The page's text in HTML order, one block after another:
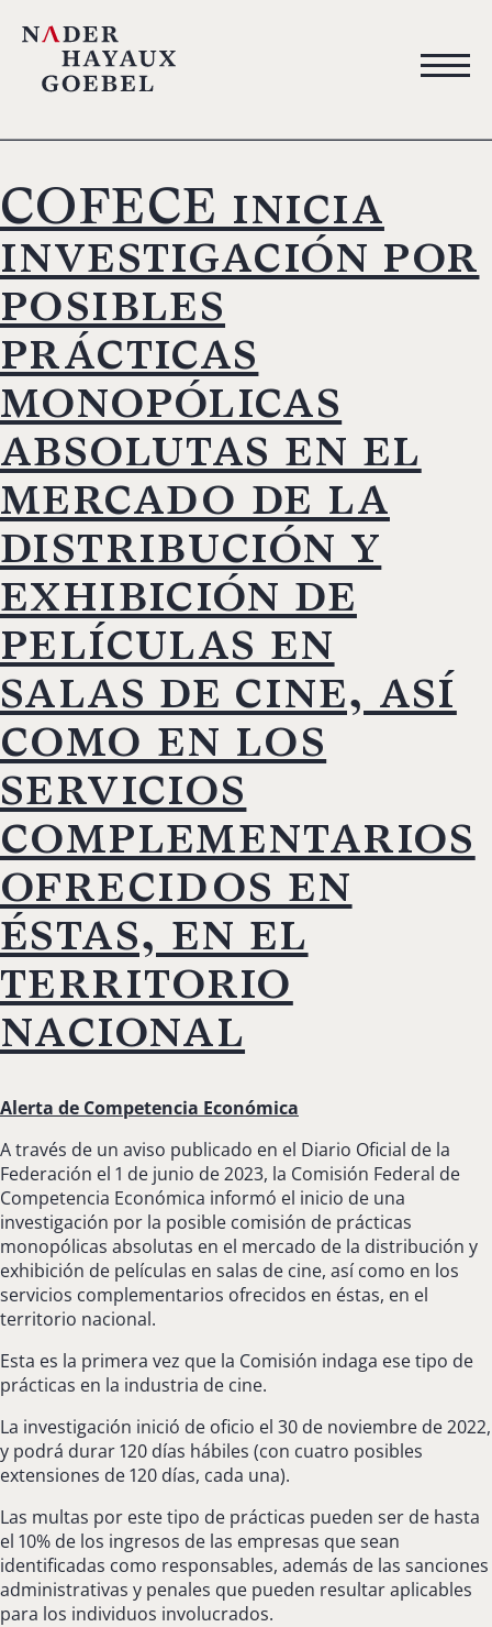
COFECE inicia
investigación por
posibles
prácticas
monopólicas
absolutas en el
mercado de la
distribución y
exhibición de
películas en
salas de cine, así
como en los
servicios
complementarios
ofrecidos en
éstas, en el
territorio
nacional
Alerta de Competencia Económica
A través de un aviso publicado en el Diario Oficial de la
Federación el 1 de junio de 2023, la Comisión Federal de
Competencia Económica informó el inicio de una
investigación por la posible comisión de prácticas
monopólicas absolutas en el mercado de la distribución y
exhibición de películas en salas de cine, así como en los
servicios complementarios ofrecidos en éstas, en el
territorio nacional.
Esta es la primera vez que la Comisión indaga ese tipo de
prácticas en la industria de cine.
La investigación inició de oficio el 30 de noviembre de 2022,
y podrá durar 120 días hábiles (con cuatro posibles
extensiones de 120 días, cada una).
Las multas por este tipo de prácticas pueden ser de hasta
el 10% de los ingresos de las empresas que sean
identificadas como responsables, además de las sanciones
administrativas y penales que pueden resultar aplicables
para los individuos involucrados.